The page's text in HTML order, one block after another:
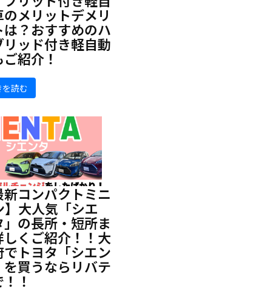
メリットデメリ
は？おすすめのハ
リッド付き軽自動
紹介！
読む
新コンパクトミニ
】大人気「シエ
」の長所・短所ま
しくご紹介！！大
でトヨタ「シエン
を買うならリバテ
！